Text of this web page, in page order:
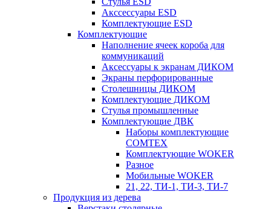
Акссессуары ESD
Комплектующие ESD
Комплектующие
Наполнение ячеек короба для
коммуникаций
Аксессуары к экранам ДИКОМ
Экраны перфорированные
Cтолешницы ДИКОМ
Комплектующие ДИКОМ
Стулья промышленные
Комплектующие ДВК
Наборы комплектующие
COMTEX
Комплектующие WOKER
Разное
Мобильные WOKER
21, 22, ТИ-1, ТИ-3, ТИ-7
Продукция из дерева